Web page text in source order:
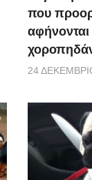
που
αφήνονται
24